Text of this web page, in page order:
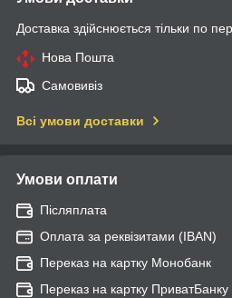
Доставка здійснюється тільки по
Нова Пошта
Самовивіз
Всі умови доставки
Умови оплати
Післяплата
Оплата за реквізитами (IBAN)
Переказ на картку Монобанк
Переказ на картку ПриватБанку